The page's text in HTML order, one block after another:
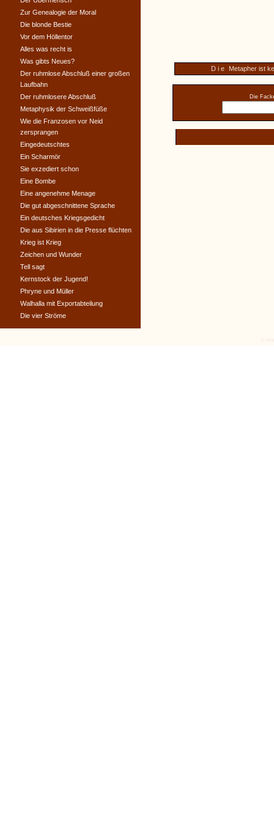
Die Metapher ist
Die
Zur Genealogie der Moral
Die blonde Bestie
Vor dem Höllentor
Alles was recht is
Was gibts Neues?
Der ruhmlose Abschluß einer großen
Laufbahn
Der ruhmlosere Abschluß
Metaphysik der Schweißfüße
Wie die Franzosen vor Neid
zersprangen
Eingedeutschtes
Ein Scharmör
Sie exzediert schon
Eine Bombe
Eine angenehme Menage
Die gut abgeschnittene Sprache
Ein deutsches Kriegsgedicht
Die aus Sibirien in die Presse flüchten
Krieg ist Krieg
Zeichen und Wunder
Tell sagt
Kernstock der Jugend!
Phryne und Müller
Walhalla mit Exportabteilung
Die vier Ströme